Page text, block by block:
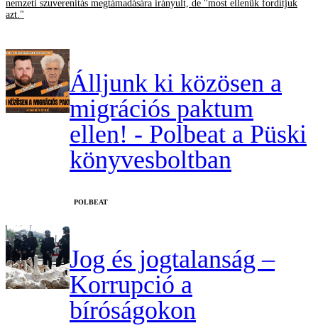
nemzeti szuverenitás megtámadására irányult, de "most ellenük fordítjuk
azt."
Álljunk ki közösen a
migrációs paktum
ellen! - Polbeat a Püski
könyvesboltban
‎POLBEAT
Jog és jogtalanság –
Korrupció a
bíróságokon